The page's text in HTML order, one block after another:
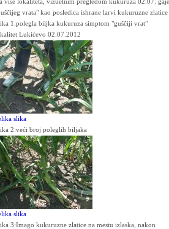
vrata" kao posledica ishrane larvi kukuruzne
1:polegla biljka kukuruza simptom "guščiji vrat"
Lukićevo 02.07.2012
slika
2:veći broj poleglih biljaka
slika
3:Imago kukuruzne zlatice na mestu izlaska, nakon